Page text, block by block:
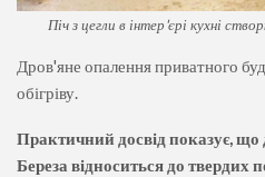
Піч з цегли в інтер'єрі кухні
Дров'яне опалення приватного
обігріву.
Практичний досвід показує, що
Береза ​​відноситься до твердих